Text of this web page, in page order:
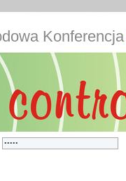
Konferencja